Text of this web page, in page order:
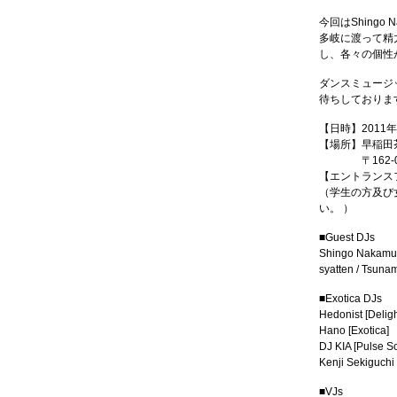
今回はShingo
多岐に渡って
し、各々の個
ダンスミュー
待ちしておりま
【日時】2011
【場所】早稲
〒162-0051
【エントラン
（学生の方及
い。 ）
■Guest DJs
Shingo
syatten /
■Exotica DJs
Hedonist
Hano [Exotica]
DJ KIA [Pulse
Kenji
■VJs